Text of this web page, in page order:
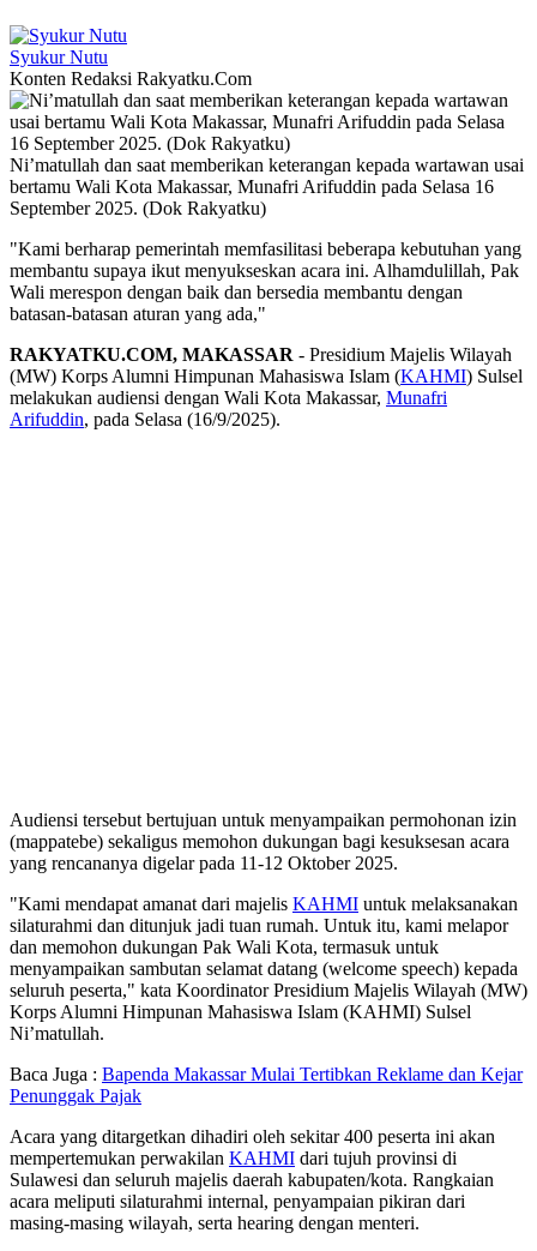
Syukur Nutu
Konten Redaksi Rakyatku.Com
Ni’matullah dan saat memberikan keterangan kepada wartawan usai
bertamu Wali Kota Makassar, Munafri Arifuddin pada Selasa 16
September 2025. (Dok Rakyatku)
"Kami berharap pemerintah memfasilitasi beberapa kebutuhan yang
membantu supaya ikut menyukseskan acara ini. Alhamdulillah, Pak
Wali merespon dengan baik dan bersedia membantu dengan
batasan-batasan aturan yang ada,"
RAKYATKU.COM, MAKASSAR - Presidium Majelis Wilayah
(MW) Korps Alumni Himpunan Mahasiswa Islam (KAHMI) Sulsel
melakukan audiensi dengan Wali Kota Makassar, Munafri
Arifuddin, pada Selasa (16/9/2025).
Audiensi tersebut bertujuan untuk menyampaikan permohonan izin
(mappatebe) sekaligus memohon dukungan bagi kesuksesan acara
yang rencananya digelar pada 11-12 Oktober 2025.
"Kami mendapat amanat dari majelis KAHMI untuk melaksanakan
silaturahmi dan ditunjuk jadi tuan rumah. Untuk itu, kami melapor
dan memohon dukungan Pak Wali Kota, termasuk untuk
menyampaikan sambutan selamat datang (welcome speech) kepada
seluruh peserta," kata Koordinator Presidium Majelis Wilayah (MW)
Korps Alumni Himpunan Mahasiswa Islam (KAHMI) Sulsel
Ni’matullah.
Baca Juga : Bapenda Makassar Mulai Tertibkan Reklame dan Kejar
Penunggak Pajak
Acara yang ditargetkan dihadiri oleh sekitar 400 peserta ini akan
mempertemukan perwakilan KAHMI dari tujuh provinsi di
Sulawesi dan seluruh majelis daerah kabupaten/kota. Rangkaian
acara meliputi silaturahmi internal, penyampaian pikiran dari
masing-masing wilayah, serta hearing dengan menteri.